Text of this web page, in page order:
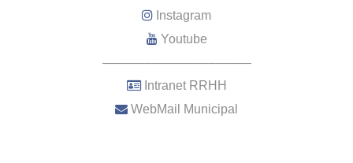
Instagram
Youtube
–––––––––––––––––––––
Intranet RRHH
WebMail Municipal